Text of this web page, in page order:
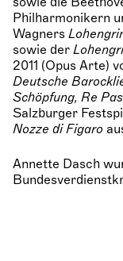
Philharmonikern
Wagners
sowie der
2011 (Opus Arte)
Deutsche
Schöpfung, Re
Salzburger
Nozze di Figaro
Annette Dasch